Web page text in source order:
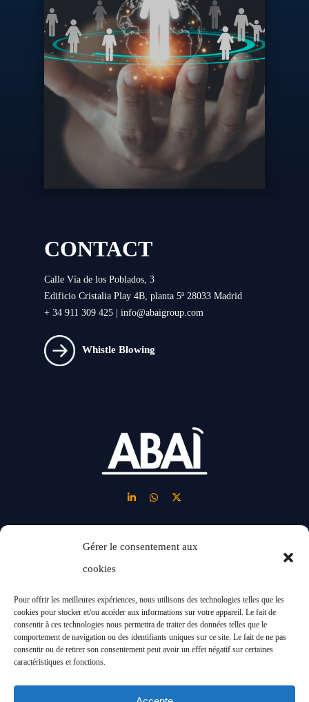
Gérer le consentement aux
cookies
Pour offrir les meilleures expériences, nous utilisons des technologies telles que les
cookies pour stocker et/ou accéder aux informations sur votre appareil. Le fait de
consentir à ces technologies nous permettra de traiter des données telles que le
comportement de navigation ou des identifiants uniques sur ce site. Le fait de ne pas
consentir ou de retirer son consentement peut avoir un effet négatif sur certaines
caractéristiques et fonctions.
CONTACT
Calle Vía de los Poblados, 3
Edificio Cristalia Play 4B, planta 5ª 28033 Madrid
+ 34 911 309 425 | info@abaigroup.com
Whistle Blowing
LINKS
Nous
Nouveaux
modèles
d’affaires
Solutions
Industries
Projets
Blog